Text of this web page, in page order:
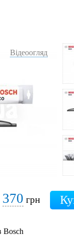
Відеоогляд
370 грн
Bosch